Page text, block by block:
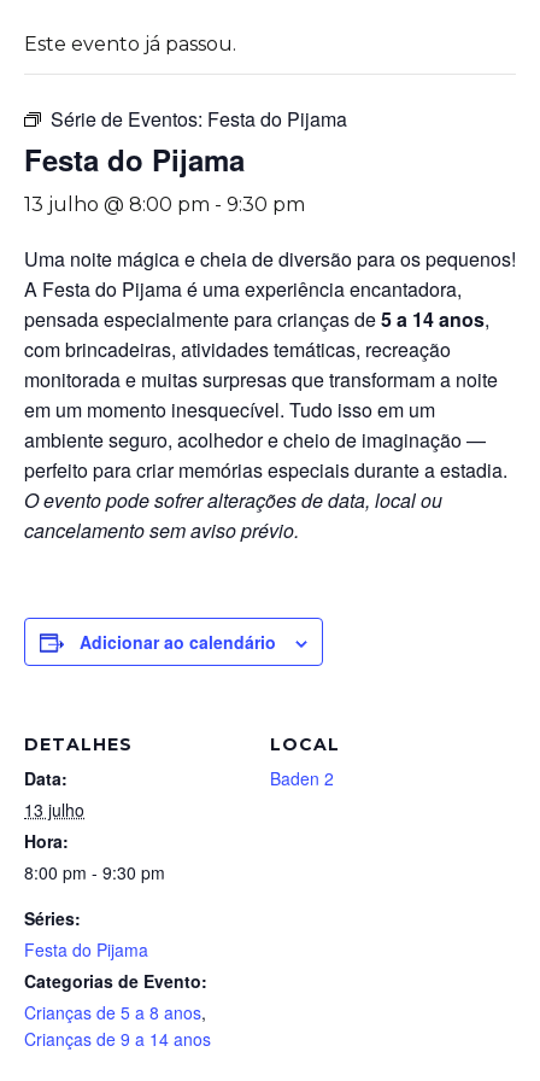
Este evento já passou.
Série de Eventos: Festa do Pijama
Festa do Pijama
13 julho @ 8:00 pm - 9:30 pm
Uma noite mágica e cheia de diversão para os pequenos!
A Festa do Pijama é uma experiência encantadora,
pensada especialmente para crianças de5 a 14 anos,
com brincadeiras, atividades temáticas, recreação
monitorada e muitas surpresas que transformam a noite
em um momento inesquecível. Tudo isso em um
ambiente seguro, acolhedor e cheio de imaginação —
perfeito para criar memórias especiais durante a estadia.
O evento pode sofrer alterações de data, local ou
cancelamento sem aviso prévio.
Adicionar ao calendário
DETALHES
Data:
13 julho
Hora:
8:00 pm - 9:30 pm
Séries:
Festa do Pijama
Categorias de Evento:
Crianças de 5 a 8 anos,
Crianças de 9 a 14 anos
LOCAL
Baden 2